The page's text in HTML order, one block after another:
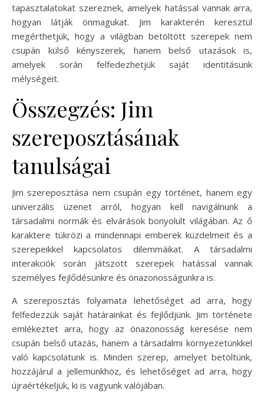
tapasztalatokat szereznek, amelyek hatással vannak arra,
hogyan látják önmagukat. Jim karakterén keresztül
megérthetjük, hogy a világban betöltött szerepek nem
csupán külső kényszerek, hanem belső utazások is,
amelyek során felfedezhetjük saját identitásunk
mélységeit.
Összegzés: Jim
szereposztásának
tanulságai
Jim szereposztása nem csupán egy történet, hanem egy
univerzális üzenet arról, hogyan kell navigálnunk a
társadalmi normák és elvárások bonyolult világában. Az ő
karaktere tükrözi a mindennapi emberek küzdelmeit és a
szerepeikkel kapcsolatos dilemmáikat. A társadalmi
interakciók során játszott szerepek hatással vannak
személyes fejlődésünkre és önazonosságunkra is.
A szereposztás folyamata lehetőséget ad arra, hogy
felfedezzük saját határainkat és fejlődjünk. Jim története
emlékeztet arra, hogy az önazonosság keresése nem
csupán belső utazás, hanem a társadalmi környezetünkkel
való kapcsolatunk is. Minden szerep, amelyet betöltünk,
hozzájárul a jellemünkhöz, és lehetőséget ad arra, hogy
újraértékeljük, ki is vagyunk valójában.